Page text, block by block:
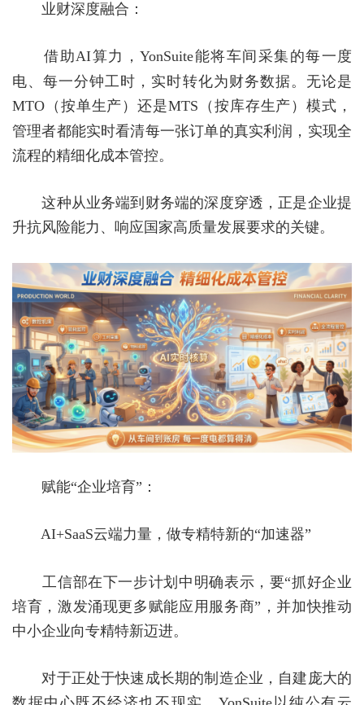
业财深度融合：
借助AI算力， YonSuite能将车间采集的每一度
电、每一分钟工时，实时转化为财务数据。无论是
MTO （按单生产）还是MTS （按库存生产）模式，
管理者都能实时看清每一张订单的真实利润，实现全
流程的精细化成本管控。
这种从业务端到财务端的深度穿透，正是企业提
升抗风险能力、响应国家高质量发展要求的关键。
赋能“企业培育”：
AI+SaaS云端力量，做专精特新的“加速器”
工信部在下一步计划中明确表示，要“抓好企业
培育，激发涌现更多赋能应用服务商”，并加快推动
中小企业向专精特新迈进。
对于正处于快速成长期的制造企业，自建庞大的